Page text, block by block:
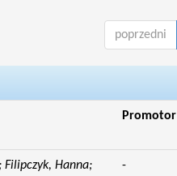
poprzedni
Promotor
Filipczyk, Hanna;
-